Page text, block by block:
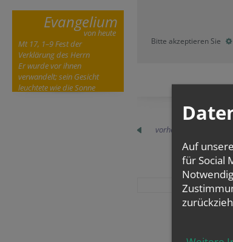
Evangelium
von heute
Mt 17, 1–9 Fest der
Verklärung des Herrn
Er wurde vor ihnen
verwandelt; sein Gesicht
leuchtete wie die Sonne
Bitte akzeptieren Sie
vorherige
teilen
Auf
für Social